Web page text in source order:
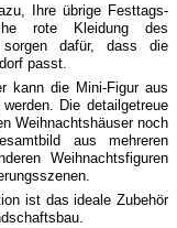
Ihre übrige Festtags-
rote Kleidung des
dafür, dass die
passt.
kann die Mini-Figur aus
Die detailgetreue
Weihnachtshäuser noch
aus mehreren
Weihnachtsfiguren
ist das ideale Zubehör